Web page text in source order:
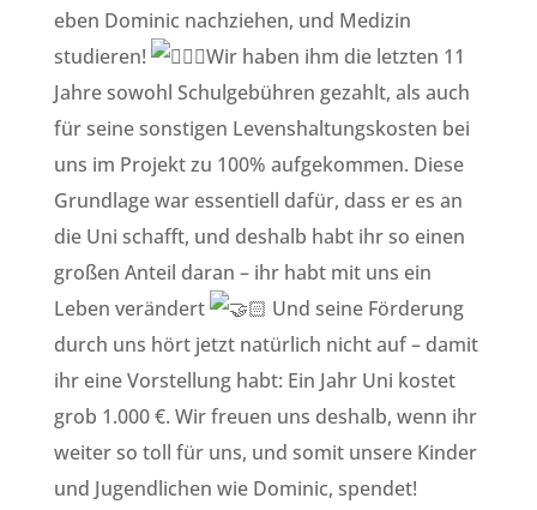
eben Dominic nachziehen, und Medizin
studieren!
Wir haben ihm die letzten 11
Jahre sowohl Schulgebühren gezahlt, als auch
für seine sonstigen Levenshaltungskosten bei
uns im Projekt zu 100% aufgekommen. Diese
Grundlage war essentiell dafür, dass er es an
die Uni schafft, und deshalb habt ihr so einen
großen Anteil daran – ihr habt mit uns ein
Leben verändert
Und seine Förderung
durch uns hört jetzt natürlich nicht auf – damit
ihr eine Vorstellung habt: Ein Jahr Uni kostet
grob 1.000 €. Wir freuen uns deshalb, wenn ihr
weiter so toll für uns, und somit unsere Kinder
und Jugendlichen wie Dominic, spendet!